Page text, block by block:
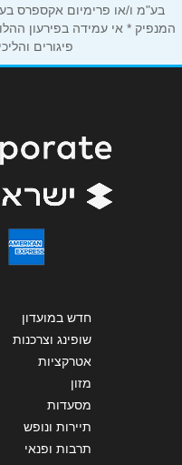
אנא חזרו אלי בקשר
בע"מ ו/או פרימיום אקספרס
המנפיק * אי עמידה בפירעון
פיגורים
חדש במועדון
שופינג וצרכנות
אטרקציות
מזון
מסעדות
תיירות ונופש
תרבות ופנאי